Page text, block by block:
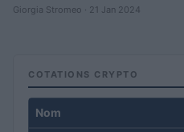
Giorgia Stromeo · 21 Jan 2024
COTATIONS CRYPTO
Nom